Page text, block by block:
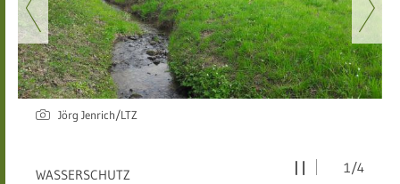
Jörg Jenrich/LTZ
WASSERSCHUTZ 1/4